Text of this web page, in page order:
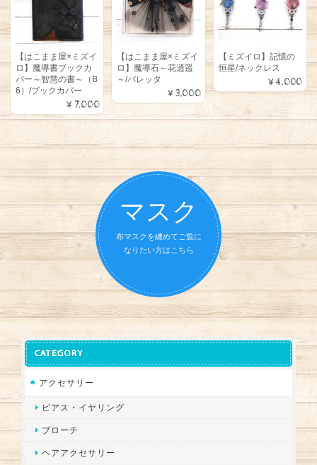
【はこまま屋×ミズイ
ロ】魔導書ブックカ
バー～智慧の書～（B
6）/ブックカバー
¥7,000
【はこまま屋×ミズイ
ロ】魔導石～花逍遥
～/バレッタ
¥3,000
【ミズイロ】記憶の
恒星/ネックレス
¥4,000
マスク
布マスクを纏めてご覧に
なりたい方はこちら
CATEGORY
アクセサリー
ピアス・イヤリング
ブローチ
ヘアアクセサリー